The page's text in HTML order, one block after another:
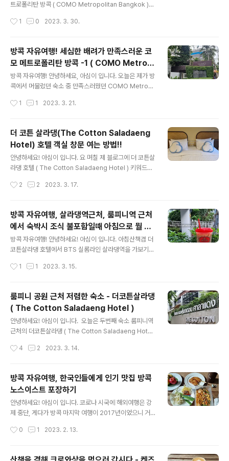
댕 ( The Cotton Saladaeng Hotel ) 숙소를 소개해 드
에 머물 dkt..
트로폴리탄 방콕 ( COMO Metropolitan Bangkok )
갈 까 합니다. 객실 후기는 아래의 글로 확인해 주세요. 아
운 코모 메트로폴리탄 방콕 -1 ( COMO Metropolitan
Bangkok ) (tistory.com)​ ​ 코모 메트로폴리탄에 숙박한
지 2일차! 조식을 먹기 위해 1층에 위치한 nahm레스토랑
에 갔습니다. ​이 nahm레스토랑은 방콕에서 꽤 유명한 곳
인데요, 방콕에 미슐랭가이드가 들어오기전부터 이미 월드
달리 하고 있었고 방콕에 미슐랭가이드가 들어오..
1 0 2023. 3. 30.
방콕 자유여행! 세심한 배려가 만족스러운 코
모 메트로폴리탄 방콕 -1 ( COMO Metrop
olitan Bangkok )
방콕 자유여행! 안녕하세요, 아심이 입니다. 오늘은 제가 방
콕에서 머물렀던 숙소 중 만족스러웠던 COMO Metrop
폴리탄 방콕 )에 대한 이야기를 해 볼까 합니다. 지난 202
메트로폴리탄방콕 그리고 머큐어 스쿰빗 24의 총 4곳의
숙소에 머무르고 왔어요. 많은 분들이 해외여행을 준비하
실때 가장 신경을 써서 고르는것이 숙소일거라 생각합니
다. 저 역시 잠자리가 꽤 예민하기 때문에 숙소 선정에 많은
노력을 하는 편인데, 이번 여행에서 골랐던 4곳의 숙소중
은데 다음에 숙박하라면 잘 모르겠다는 생각이 들었어요, ​
1 1 2023. 3. 21.
더 코튼 살라댕(The Cotton Saladaeng
Hotel) 호텔 객실 창문 여는 방법!!
안녕하세요! 아심이 입니다. 요 며칠 제 블로그에 더 코튼살
라댕 호텔 ( The Cotton Saladaeng Hotel ) 키워드로
실 창문이 열리지 않는다는 후기를 쓰신 분들이 꽤 계신것
그에서 이 부분 질문드렸었는데 그분도 객실 창문 안 열린
다고 하셨는데 제가 직접 숙박을 해 보니 제가 머물렀던 창
문은 객실 창문이 열렸거든요... 혹시나 더 코튼 살라댕에
숙박하시면서 창문 열리는지 궁금하신 분들은 이 방법 사
용해 보시라고 따로 글을 작성해서 알려드립니다. 처음 객
죠? ㅎㅎ 방법은 바로!! 더코튼살라댕의 경우 창문 가운데
2 2 2023. 3. 17.
방콕 자유여행, 살라댕역근처, 룸피니역 근처
에서 숙박시 조식 불포함일때 아침으로 뭘 먹
지?
방콕 자유여행! 안녕하세요! 아심이 입니다. 아침산책겸 더
코튼살라댕 호텔에서 BTS 실롬라인 살라댕역을 가보기로
티를 사드시고 싶으신분들은 오늘 글을 주의깊게 읽어봐
하면 호텔에서 아침식사를 하시면 되지만 비지니스호텔이
나 저렴한 호텔들은 아침식사 제공을 하지 않는 경우들도
있습니다. 이럴경우 어디서 아침을 해결할까 고민이 되실
텐데 제 경우 조식 불포함 조건으로 숙소를 예약하게 된다
면 근처에 저렴하고 맛있는 국수집이 있다면 그곳을 이용
침먹음 ) 그렇지 않다면 산책겸 아침 먹거리를 사러 역 주변
1 1 2023. 3. 15.
룸피니 공원 근처 저렴한 숙소 - 더코튼살라댕
( The Cotton Saladaeng Hotel )
안녕하세요! 아심이 입니다. ​ 오늘은 두번째 숙소 룸피니역
근처의 더코튼살라댕 ( The Cotton Saladaeng Hotel
저는 총 4개의 숙소에 머물렀는데요 파야타이역 바로앞에
근처의 더 코튼 살라댕 그리고 메트로폴리탄 방콕과 프롱
퐁역 근처의 머큐어24스쿰빗 이었어요. ​ 오늘 소개해 드릴
더코튼살라댕 ( The Cotton Saladaeng Hotel )은 세
가지 장점이 있습니다. ​ 하나는 방콕에서 현재 한국인 맛집
으로 가장 핫한곳 바로 노스이스트 레스토랑 바로 뒷골목
소피텔 룸피니 )10분 정도의 위치에 메트로폴..
4 2 2023. 3. 14.
방콕 자유여행, 한국인들에게 인기 맛집 방콕
노스이스트 포장하기
안녕하세요! 아심이 입니다. 코로나 시국에 해외여행은 강
제 중단, 게다가 방콕 마지막 여행이 2017년이었으니 거
만 그 유명세가 어마어마하게 달라진 곳이 있었는데!!! ​ 하
하던 국수집이었는데 백종원씨의 스트리트푸드파이터 방
0 1 2023. 2. 13.